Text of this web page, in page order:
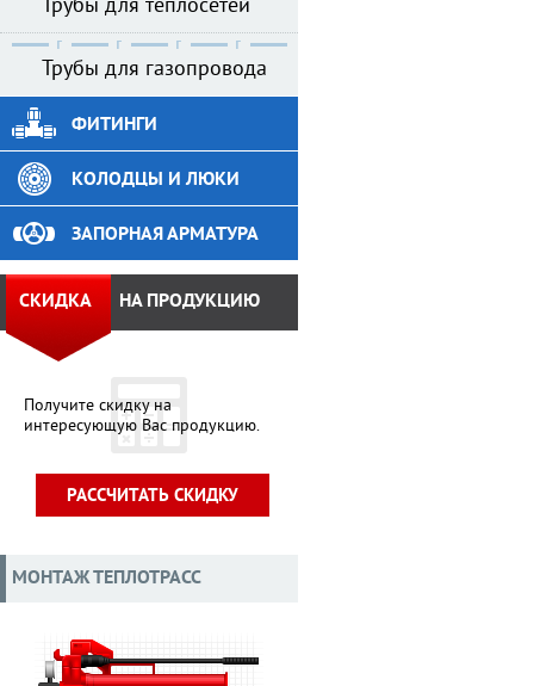
Трубы для теплосетей
Трубы для газопровода
ФИТИНГИ
КОЛОДЦЫ И ЛЮКИ
ЗАПОРНАЯ АРМАТУРА
Получите скидку на
интересующую Вас продукцию.
СКИДКА НА ПРОДУКЦИЮ
РАССЧИТАТЬ СКИДКУ
МОНТАЖ ТЕПЛОТРАСС